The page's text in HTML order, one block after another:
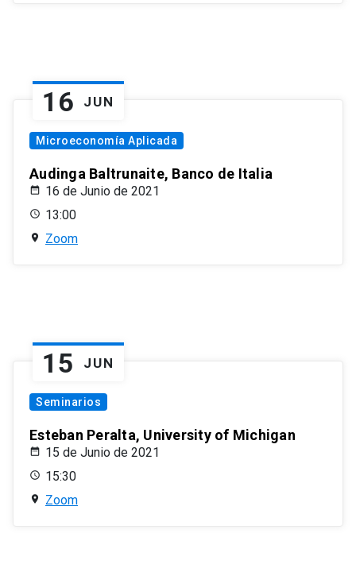
16 JUN
Microeconomía Aplicada
Audinga Baltrunaite, Banco de Italia
16 de Junio de 2021
13:00
Zoom
15 JUN
Seminarios
Esteban Peralta, University of Michigan
15 de Junio de 2021
15:30
Zoom